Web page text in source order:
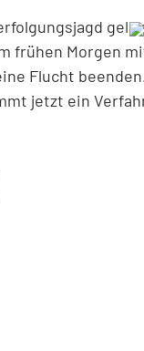
frühen Morgen
Flucht
jetzt ein